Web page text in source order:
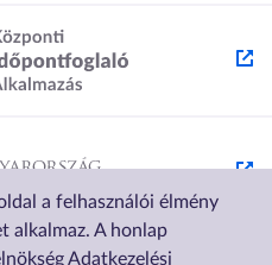
a felhasználói élmény
alkalmaz. A honlap
Adatkezelési